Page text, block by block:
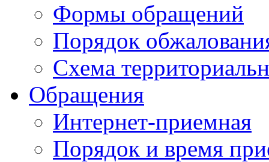
Формы обращений
Порядок
Схема
Обращения
Интернет-приемная
Порядок и время